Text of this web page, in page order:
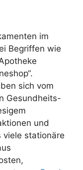
im
Begriffen wie
sich vom
Gesundheits-
und
viele stationäre